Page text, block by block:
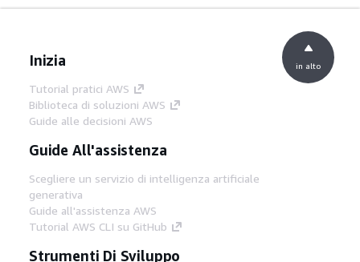
Inizia
Tutorial pratici AWS
Biblioteca di soluzioni AWS
Guide alle decisioni AWS
Guide All'assistenza
Scegliere un servizio di intelligenza artificiale
generativa
Guide all'assistenza AWS
Tutorial AWS CLI su GitHub
Strumenti Di Sviluppo
in alto